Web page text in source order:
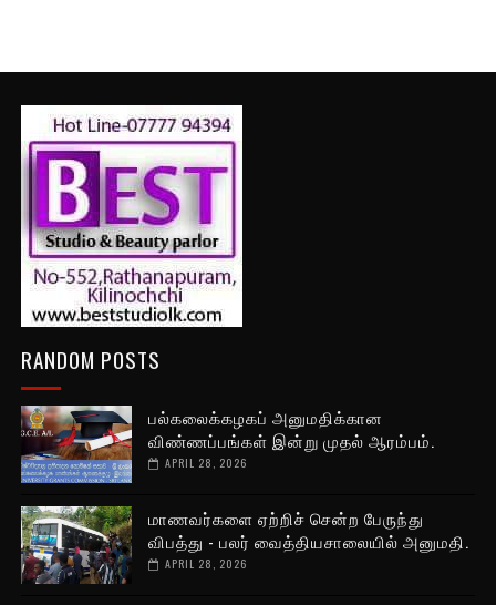
RANDOM POSTS
பல்கலைக்கழகப் அனுமதிக்கான
விண்ணப்பங்கள் இன்று முதல் ஆரம்பம்.
APRIL 28, 2026
மாணவர்களை ஏற்றிச் சென்ற பேருந்து
விபத்து - பலர் வைத்தியசாலையில் அனுமதி.
APRIL 28, 2026